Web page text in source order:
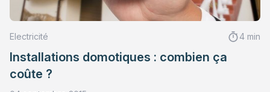
Electricité 4 min
Installations domotiques : combien ça
coûte ?